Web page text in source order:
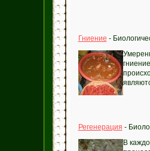
Гниение -
Регенерация -
В